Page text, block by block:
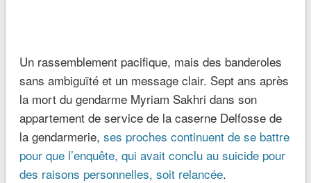
Un rassemblement pacifique, mais des banderoles
sans ambiguïté et un message clair. Sept ans après
la mort du gendarme Myriam Sakhri dans son
appartement de service de la caserne Delfosse de
la gendarmerie, ses proches continuent de se battre
pour que l’enquête, qui avait conclu au suicide pour
des raisons personnelles, soit relancée.